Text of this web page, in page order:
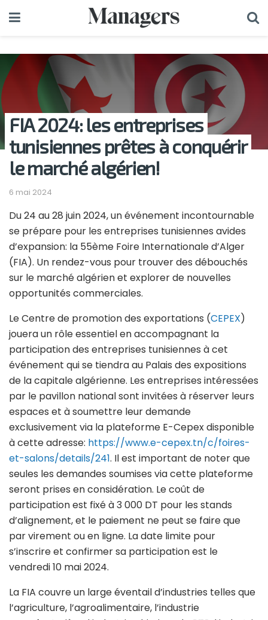
FIA 2024: les entreprises
tunisiennes prêtes à conquérir
le marché algérien!
6 mai 2024
Du 24 au 28 juin 2024, un événement incontournable
se prépare pour les entreprises tunisiennes avides
d’expansion: la 55ème Foire Internationale d’Alger
(FIA). Un rendez-vous pour trouver des débouchés
sur le marché algérien et explorer de nouvelles
opportunités commerciales.
Le Centre de promotion des exportations (CEPEX)
jouera un rôle essentiel en accompagnant la
participation des entreprises tunisiennes à cet
événement qui se tiendra au Palais des expositions
de la capitale algérienne. Les entreprises intéressées
par le pavillon national sont invitées à réserver leurs
espaces et à soumettre leur demande
exclusivement via la plateforme E-Cepex disponible
à cette adresse: https://www.e-cepex.tn/c/foires-
et-salons/details/241. Il est important de noter que
seules les demandes soumises via cette plateforme
seront prises en considération. Le coût de
participation est fixé à 3 000 DT pour les stands
d’alignement, et le paiement ne peut se faire que
par virement ou en ligne. La date limite pour
s’inscrire et confirmer sa participation est le
vendredi 10 mai 2024.
La FIA couvre un large éventail d’industries telles que
l’agriculture, l’agroalimentaire, l’industrie